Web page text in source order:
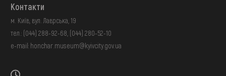
Контакти
м. Київ, вул. Лаврська, 19
тел.: (044) 288-92-68 (044) 280-52-10
e-mail: honchar.museum@kyivcity.gov.ua